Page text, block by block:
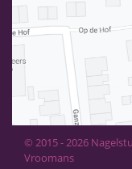
© 2015 - 2026
Vroomans